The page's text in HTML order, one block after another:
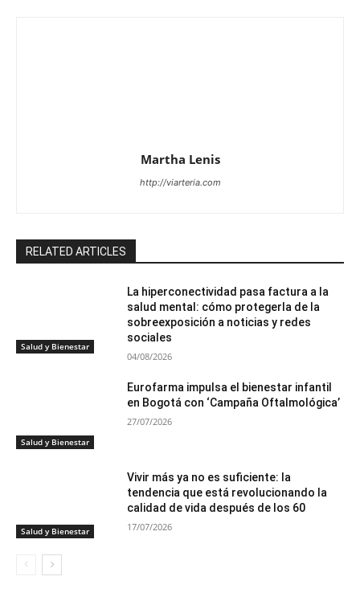
Martha Lenis
http://viarteria.com
RELATED ARTICLES
Salud y Bienestar
La hiperconectividad pasa factura a la
salud mental: cómo protegerla de la
sobreexposición a noticias y redes
sociales
04/08/2026
Salud y Bienestar
Eurofarma impulsa el bienestar infantil
en Bogotá con ‘Campaña Oftalmológica’
27/07/2026
Salud y Bienestar
Vivir más ya no es suficiente: la
tendencia que está revolucionando la
calidad de vida después de los 60
17/07/2026